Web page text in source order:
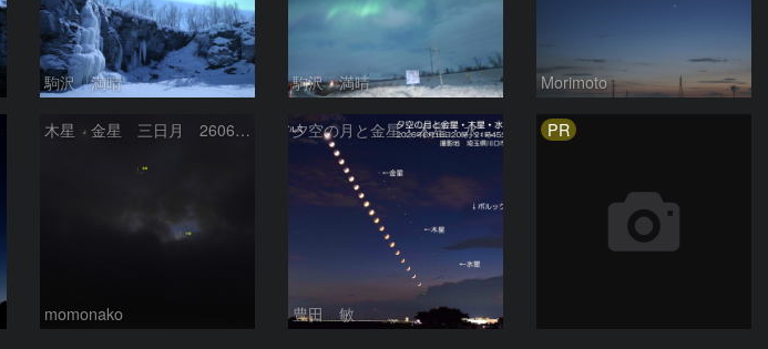
駒沢 満晴 駒沢 満晴 Morimoto
木星 金星 三日月 260618
momonako
夕空の月と金星・木星・水星の接近 2026/6/18
豊田 敏
PR